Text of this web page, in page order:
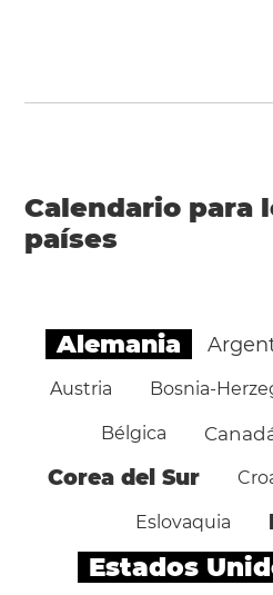
Calendario para
países
Alemania
Austria Bosnia-
Bélgica
Corea del Sur
Eslovaquia
Estados